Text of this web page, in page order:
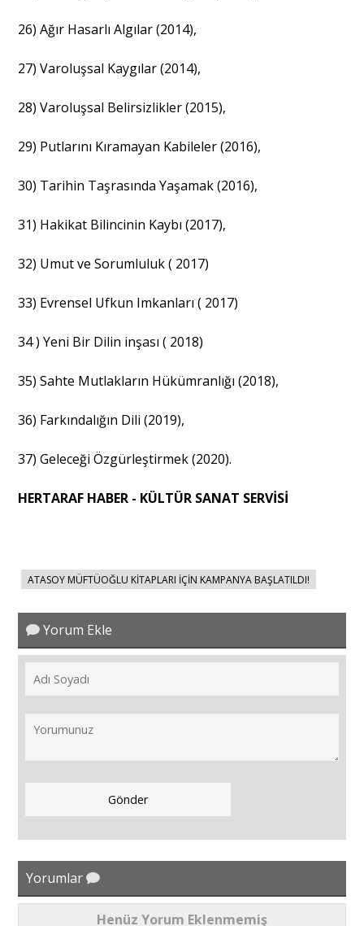
26) Ağır Hasarlı Algılar (2014),
27) Varoluşsal Kaygılar (2014),
28) Varoluşsal Belirsizlikler (2015),
29) Putlarını Kıramayan Kabileler (2016),
30) Tarihin Taşrasında Yaşamak (2016),
31) Hakikat Bilincinin Kaybı (2017),
32) Umut ve Sorumluluk ( 2017)
33) Evrensel Ufkun Imkanları ( 2017)
34 ) Yeni Bir Dilin inşası ( 2018)
35) Sahte Mutlakların Hükümranlığı (2018),
36) Farkındalığın Dili (2019),
37) Geleceği Özgürleştirmek (2020).
HERTARAF HABER - KÜLTÜR SANAT SERVİSİ
ATASOY MÜFTÜOĞLU KİTAPLARI İÇİN KAMPANYA BAŞLATILDI!
Yorum Ekle
Yorumlar
Henüz Yorum Eklenmemiş